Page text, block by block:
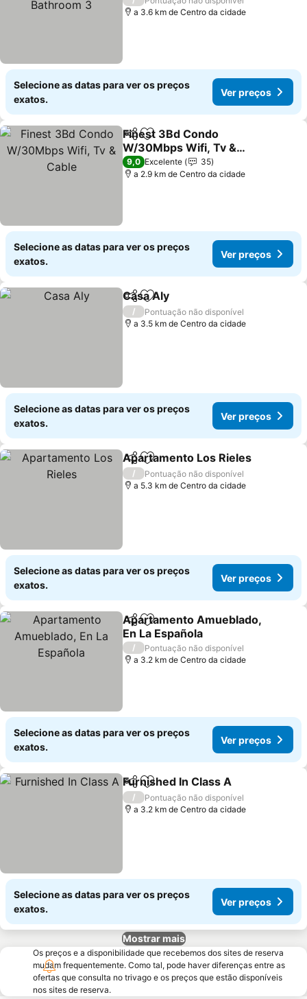
a 3.6 km de Centro da cidade
Selecione as datas para ver os preços
exatos.
Ver preços
PartilharAdicionar aos favoritos
Finest 3Bd Condo
W/30Mbps Wifi, Tv &
Cable
Ver preços
9,0 Excelente
35
a 2.9 km de Centro da cidade
Selecione as datas para ver os preços
exatos.
Ver preços
PartilharAdicionar aos favoritos
Casa Aly
/
Pontuação não disponível
a 3.5 km de Centro da cidade
Selecione as datas para ver os preços
exatos.
Ver preços
PartilharAdicionar aos favoritos
Apartamento Los Rieles
/
Pontuação não disponível
a 5.3 km de Centro da cidade
Selecione as datas para ver os preços
exatos.
Ver preços
PartilharAdicionar aos favoritos
Apartamento Amueblado,
En La Española
Ver preços
/
Pontuação não disponível
a 3.2 km de Centro da cidade
Selecione as datas para ver os preços
exatos.
Ver preços
PartilharAdicionar aos favoritos
Furnished In Class A
/
Pontuação não disponível
a 3.2 km de Centro da cidade
Selecione as datas para ver os preços
exatos.
Ver preços
Mostrar mais
Os preços e a disponibilidade que recebemos dos sites de reserva
mudam frequentemente. Como tal, pode haver diferenças entre as
ofertas que consulta no trivago e os preços que estão disponíveis
nos sites de reserva.